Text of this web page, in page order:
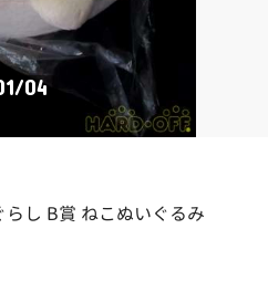
/04
し B賞 ねこぬいぐるみ